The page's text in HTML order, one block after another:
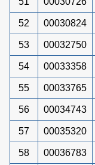
52 00030824
53 00032750
54 00033358
55 00033765
56 00034743
57 00035320
58 00036783